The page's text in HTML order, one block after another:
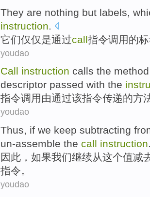
They are nothing but labels ,
instruction
它们仅仅是通过call指令调用的
youdao
Call instruction calls the method
descriptor passed with the
指令调用由通过该指令传递的方
youdao
Thus, if we keep subtracting
un-assemble the call instruction
因此 ， 如果我们继续从这个值减
指令。
youdao